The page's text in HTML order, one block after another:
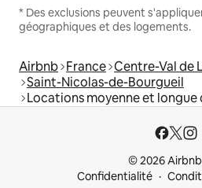
* Des exclusions peuvent
géographiques et des logements.
Airbnb France Centre-Val de
Saint-Nicolas-de-Bourgueil
Locations moyenne et longue
© 2026
Confidentialité